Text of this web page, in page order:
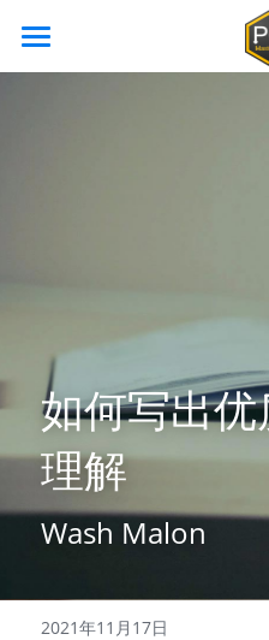
首页
用户中心 (后台)
如何写出
理解
Wash Malon
2021年11月17日